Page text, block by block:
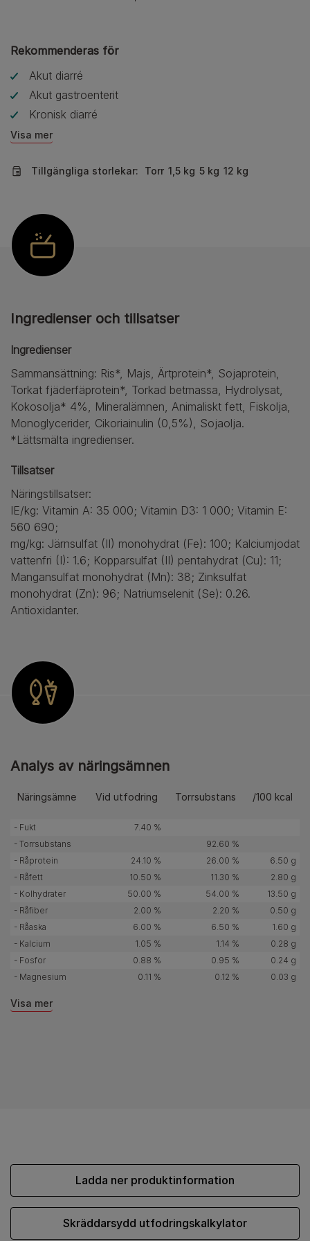
Rekommenderas för
Akut diarré
Akut gastroenterit
Kronisk diarré
Visa mer
Tillgängliga storlekar: Torr 1,5 kg 5 kg 12 kg
Ingredienser och tillsatser
Ingredienser
Sammansättning: Ris*, Majs, Ärtprotein*, Sojaprotein,
Torkat fjäderfäprotein*, Torkad betmassa, Hydrolysat,
Kokosolja* 4%, Mineralämnen, Animaliskt fett, Fiskolja,
Monoglycerider, Cikoriainulin (0,5%), Sojaolja.
*Lättsmälta ingredienser.
Tillsatser
Näringstillsatser:
IE/kg: Vitamin A: 35 000; Vitamin D3: 1 000; Vitamin E:
560 690;
mg/kg: Järnsulfat (II) monohydrat (Fe): 100; Kalciumjodat
vattenfri (I): 1.6; Kopparsulfat (II) pentahydrat (Cu): 11;
Mangansulfat monohydrat (Mn): 38; Zinksulfat
monohydrat (Zn): 96; Natriumselenit (Se): 0.26.
Antioxidanter.
Analys av näringsämnen
Näringsämne Vid utfodring Torrsubstans /100 kcal
- Fukt
7.40 %
- Torrsubstans
92.60 %
- Råprotein
24.10 % 26.00 %
6.50 g
- Råfett
10.50 % 11.30 %
2.80 g
- Kolhydrater
50.00 % 54.00 %
13.50 g
- Råfiber
2.00 % 2.20 %
0.50 g
- Råaska
6.00 % 6.50 %
1.60 g
- Kalcium
1.05 % 1.14 %
0.28 g
- Fosfor
0.88 % 0.95 %
0.24 g
- Magnesium
0.11 % 0.12 % 0.03 g
Visa mer
Ladda ner produktinformation
Skräddarsydd utfodringskalkylator